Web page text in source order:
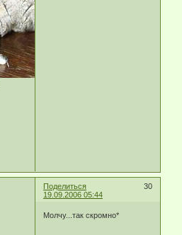
Поделиться
30
19.09.2006 05:44
Молчу...так скромно*